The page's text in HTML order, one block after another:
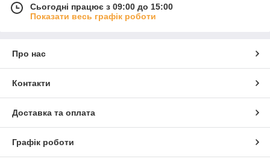
Сьогодні працює з 09:00 до 15:00
Показати весь графік роботи
Про нас
Контакти
Доставка та оплата
Графік роботи